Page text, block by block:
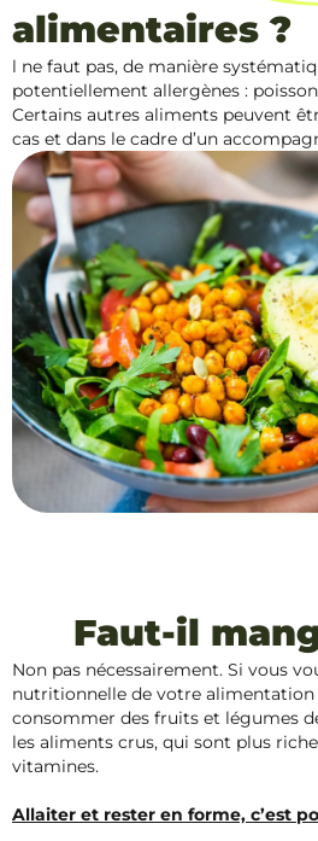
alimentaires ?
l ne faut pas, de manière
potentiellement allergènes :
Certains autres aliments peuvent
cas et dans le cadre d’un
Faut-il
Non pas nécessairement. Si vous
nutritionnelle de votre alimentation
consommer des fruits et légumes
les aliments crus, qui sont plus
vitamines.
Allaiter et rester en forme, c’est